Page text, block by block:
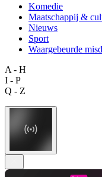
Komedie
Maatschappij &
Nieuws
Sport
Waargebeurde
A - H
I - P
Q - Z